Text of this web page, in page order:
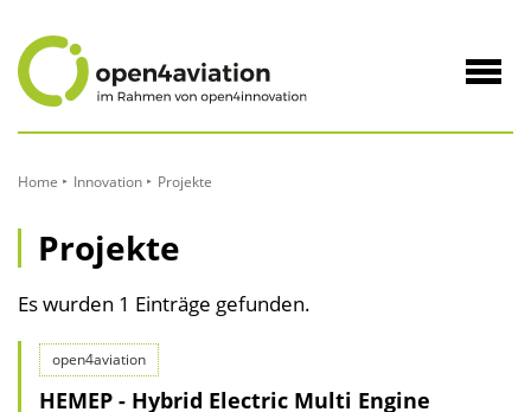
Inhalt
Home Innovation Projekte
Projekte
Es wurden 1 Einträge gefunden.
open4aviation
HEMEP - Hybrid Electric Multi Engine